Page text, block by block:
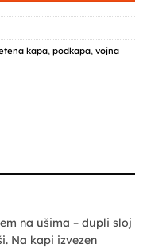
kapa, podkapa, vojna
na ušima – dupli sloj
Na kapi izvezen